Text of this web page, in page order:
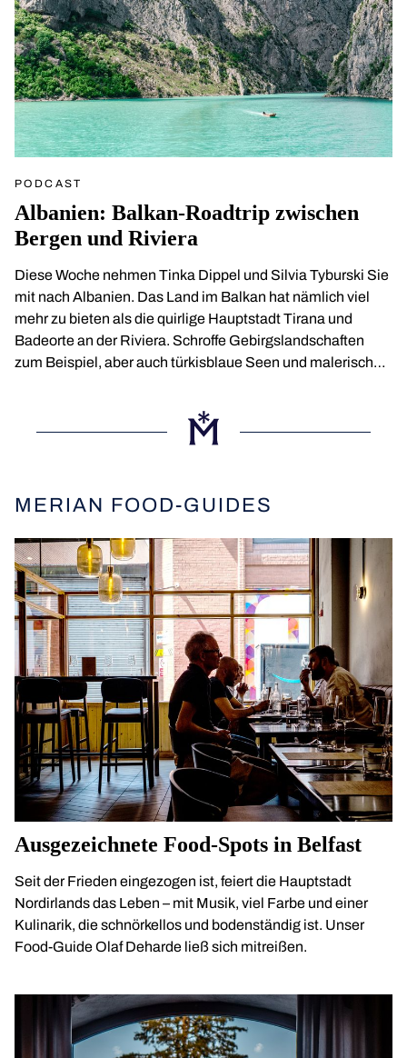
PODCAST
Albanien: Balkan-Roadtrip zwischen
Bergen und Riviera
Diese Woche nehmen Tinka Dippel und Silvia Tyburski Sie
mit nach Albanien. Das Land im Balkan hat nämlich viel
mehr zu bieten als die quirlige Hauptstadt Tirana und
Badeorte an der Riviera. Schroffe Gebirgslandschaften
zum Beispiel, aber auch türkisblaue Seen und malerische
MERIAN FOOD-GUIDES
Ausgezeichnete Food-Spots in Belfast
Seit der Frieden eingezogen ist, feiert die Hauptstadt
Nordirlands das Leben – mit Musik, viel Farbe und einer
Kulinarik, die schnörkellos und bodenständig ist. Unser
Food-Guide Olaf Deharde ließ sich mitreißen.